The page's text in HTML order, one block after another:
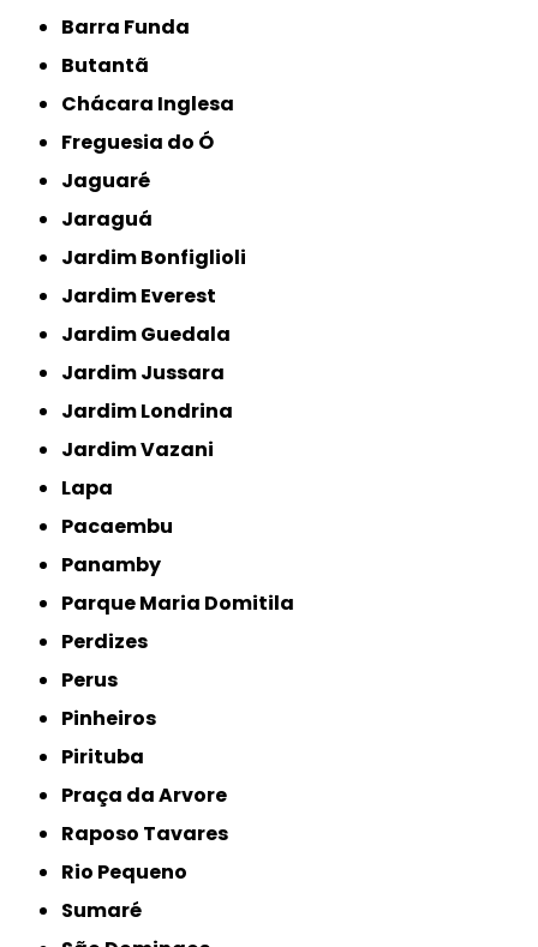
Barra Funda
Butantã
Chácara Inglesa
Freguesia do Ó
Jaguaré
Jaraguá
Jardim Bonfiglioli
Jardim Everest
Jardim Guedala
Jardim Jussara
Jardim Londrina
Jardim Vazani
Lapa
Pacaembu
Panamby
Parque Maria Domitila
Perdizes
Perus
Pinheiros
Pirituba
Praça da Arvore
Raposo Tavares
Rio Pequeno
Sumaré